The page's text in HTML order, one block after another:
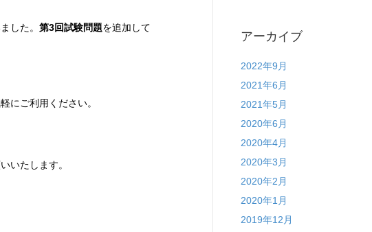
した。 第3回試験問題を追加して
にご利用ください。
いたします。
アーカイブ
2022年9月
2021年6月
2021年5月
2020年6月
2020年4月
2020年3月
2020年2月
2020年1月
2019年12月